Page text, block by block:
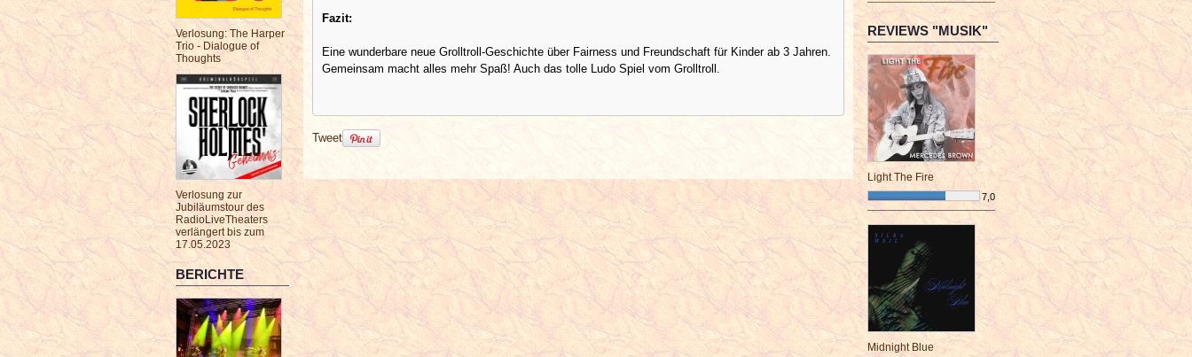
Verlosung: The Harper
Trio - Dialogue of
Thoughts
Verlosung zur
Jubiläumstour des
RadioLiveTheaters
verlängert bis zum
17.05.2023
BERICHTE
Fazit:
Eine wunderbare neue Grolltroll-Geschichte über Fairness und Freundschaft für Kinder ab 3 Jahren.
Gemeinsam macht alles mehr Spaß! Auch das tolle Ludo Spiel vom Grolltroll.
Tweet
¯¯¯¯¯¯¯¯¯¯¯¯¯¯¯¯¯¯¯¯¯¯¯¯
REVIEWS "MUSIK"
Light The Fire
7,0
¯¯¯¯¯¯¯¯¯¯¯¯¯¯¯¯¯¯¯¯¯¯¯¯
Midnight Blue